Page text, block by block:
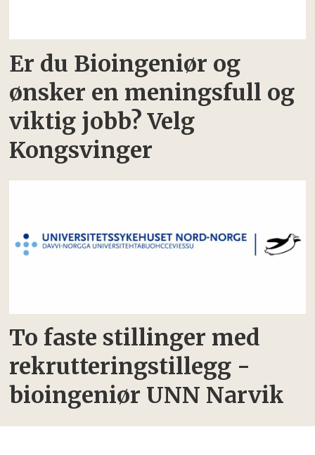
Er du Bioingeniør og
ønsker en meningsfull og
viktig jobb? Velg
Kongsvinger
To faste stillinger med
rekrutteringstillegg -
bioingeniør UNN Narvik